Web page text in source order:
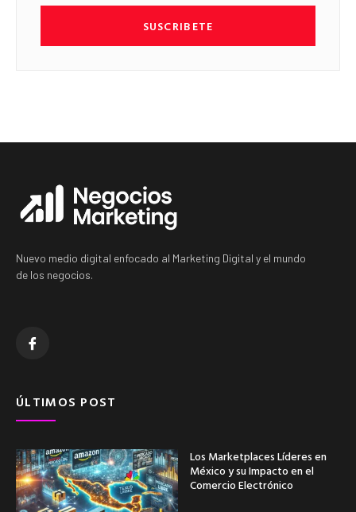
SUSCRIBETE
Nuevo medio digital enfocado al Marketing Digital y el mundo
de los negocios.
ÚLTIMOS POST
Los Marketplaces Líderes en
México y su Impacto en el
Comercio Electrónico